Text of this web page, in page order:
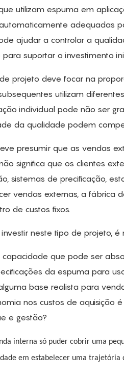
utilizam espuma em
adequadas
ajudar a controlar a
para suportar o investimento
projeto deve focar na
utilizam
individual pode não ser
da qualidade podem
presumir que as vendas
significa que os clientes
sistemas de precificação,
vendas externas, a fábrica
de custos fixos.
neste tipo de projeto,
capacidade que pode ser
da espuma para
base realista para
nos custos de aquisição
e gestão?
interna só puder cobrir uma
em estabelecer uma trajetória